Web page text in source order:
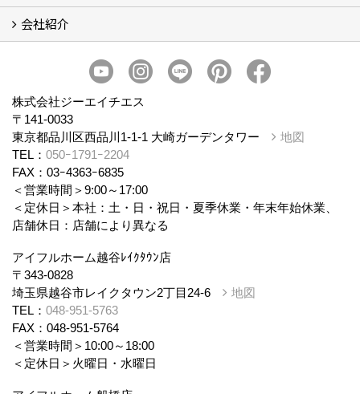
まるごと断熱リフォーム
イベント情報
施工事例
会社紹介
スタッフ紹介
個人情報保護方針
株式会社ジーエイチエス
〒141-0033
東京都品川区西品川1-1-1 大崎ガーデンタワー
地図
TEL： 050ｰ1791ｰ2204
FAX：03ｰ4363ｰ6835
＜営業時間＞9:00～17:00
＜定休日＞本社：土・日・祝日・夏季休業・年末年始休業、
店舗休日：店舗により異なる
アイフルホーム越谷ﾚｲｸﾀｳﾝ店
〒343-0828
埼玉県越谷市レイクタウン2丁目24-6
地図
TEL： 048-951-5763
FAX：048-951-5764
＜営業時間＞10:00～18:00
＜定休日＞火曜日・水曜日